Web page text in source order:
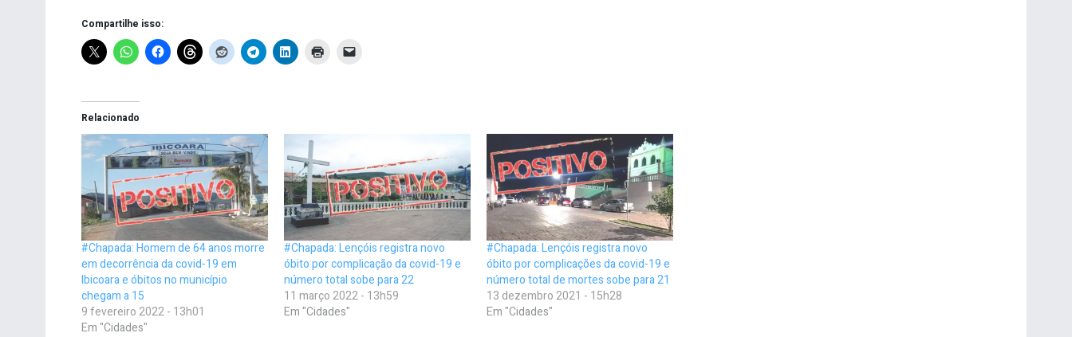
Compartilhe isso:
Relacionado
#Chapada: Homem de 64 anos morre
em decorrência da covid-19 em
Ibicoara e óbitos no município
chegam a 15
9 fevereiro 2022 - 13h01
Em "Cidades"
#Chapada: Lençóis registra novo
óbito por complicação da covid-19 e
número total sobe para 22
11 março 2022 - 13h59
Em "Cidades"
#Chapada: Lençóis registra novo
óbito por complicações da covid-19 e
número total de mortes sobe para 21
13 dezembro 2021 - 15h28
Em "Cidades"